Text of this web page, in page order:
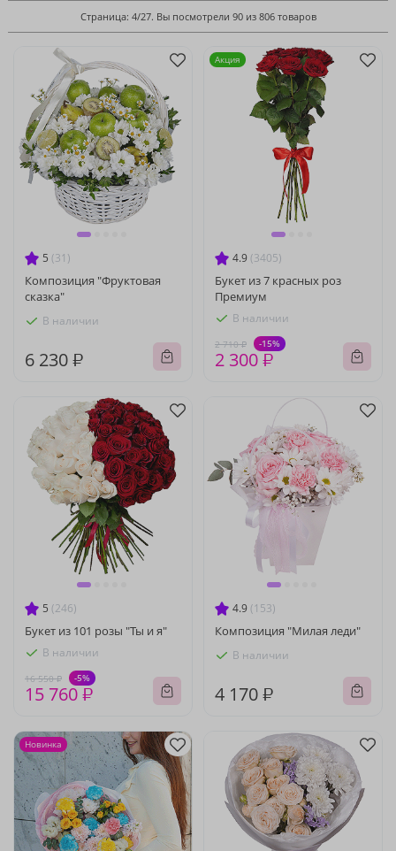
Страница: 4/27. Вы посмотрели 90 из 806 товаров
5 (31)
Композиция "Фруктовая
сказка"
В наличии
6 230 ₽
4.9 (3405)
Букет из 7 красных роз
Премиум
В наличии
2 710 ₽ -15%
2 300 ₽
Акция
5 (246)
Букет из 101 розы "Ты и я"
В наличии
16 550 ₽ -5%
15 760 ₽
4.9 (153)
Композиция "Милая леди"
В наличии
4 170 ₽
Новинка